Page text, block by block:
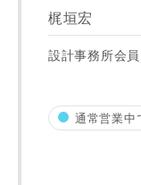
梶垣宏
設計事務所会員
通常営業中
番地、建物名
建築予定地